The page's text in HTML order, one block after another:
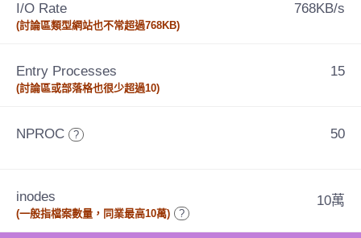
I/O Rate
(討論區類型網站也不常超過768KB)
768KB/s
Entry Processes
(討論區或部落格也很少超過10)
15
NPROC ? 50
inodes
(一般指檔案數量，同業最高10萬) ?
10萬